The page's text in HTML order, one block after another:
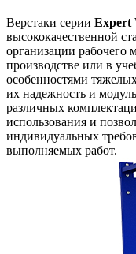
Верстаки серии Expert
высококачественной
организации рабочего
производстве или в
особенностями
их надежность и
различных
использования и
индивидуальных
выполняемых работ.